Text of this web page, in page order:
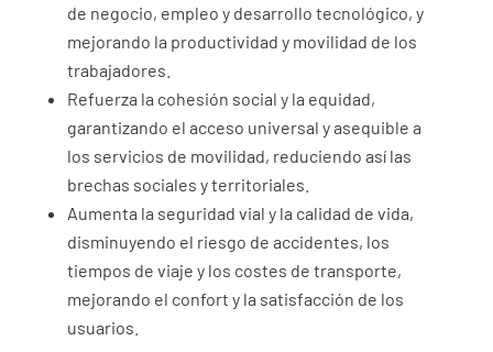
de negocio, empleo y desarrollo tecnológico, y
mejorando la productividad y movilidad de los
trabajadores.
Refuerza la cohesión social y la equidad,
garantizando el acceso universal y asequible a
los servicios de movilidad, reduciendo así las
brechas sociales y territoriales.
Aumenta la seguridad vial y la calidad de vida,
disminuyendo el riesgo de accidentes, los
tiempos de viaje y los costes de transporte,
mejorando el confort y la satisfacción de los
usuarios.